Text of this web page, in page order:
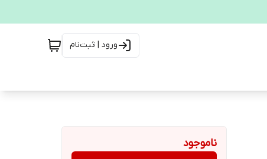
ورود | ثبت‌نام
ناموجود